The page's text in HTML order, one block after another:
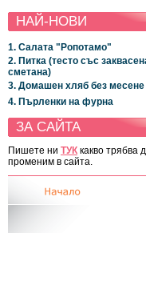
НАЙ-НОВИ
1. Салата "Ропотамо"
2. Питка (тесто със
сметана)
3. Домашен хляб без месене
4. Пърленки на фурна
ЗА САЙТА
Пишете ни ТУК какво трябва
променим в сайта.